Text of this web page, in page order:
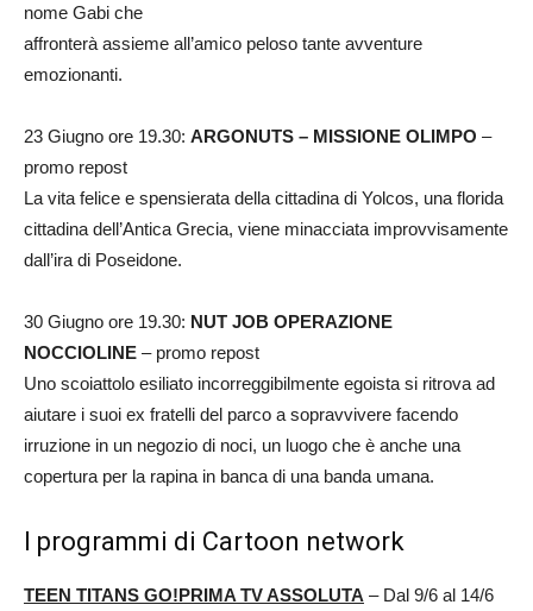
nome Gabi che
affronterà assieme all’amico peloso tante avventure
emozionanti.
23 Giugno ore 19.30: ARGONUTS – MISSIONE OLIMPO –
promo repost
La vita felice e spensierata della cittadina di Yolcos, una florida
cittadina dell’Antica Grecia, viene minacciata improvvisamente
dall’ira di Poseidone.
30 Giugno ore 19.30: NUT JOB OPERAZIONE
NOCCIOLINE – promo repost
Uno scoiattolo esiliato incorreggibilmente egoista si ritrova ad
aiutare i suoi ex fratelli del parco a sopravvivere facendo
irruzione in un negozio di noci, un luogo che è anche una
copertura per la rapina in banca di una banda umana.
I programmi di Cartoon network
TEEN TITANS GO!PRIMA TV ASSOLUTA – Dal 9/6 al 14/6